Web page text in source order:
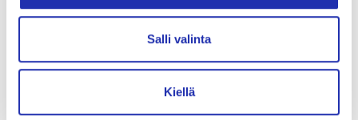
Salli valinta
Kiellä
Kjell Westö, Rosa Liksom, Tommi
Kinnunen, Juhani Karila, Riikka
Pulkkinen, Sirpa Kähkönen ja Jarkko
Tampereen Kirjafes­ta­reille – luvassa